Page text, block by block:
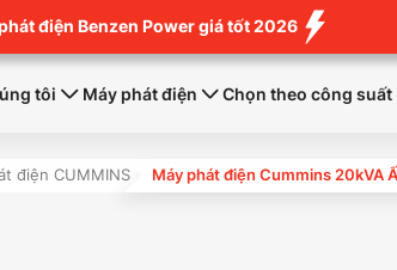
điện Benzen Power giá tốt 2026
tôi Máy phát điện Chọn theo công suất
điện CUMMINS Máy phát điện Cummins 20kVA